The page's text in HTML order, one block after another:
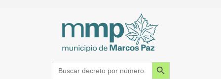
Search
for:
Search Button